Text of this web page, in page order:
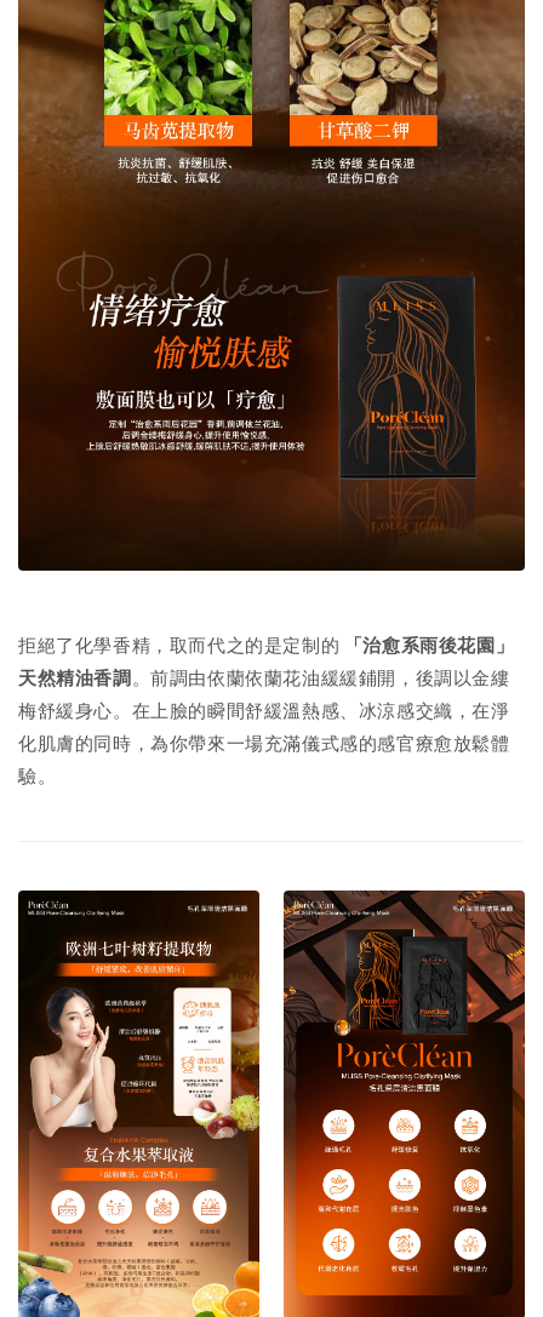
拒絕了化學香精，取而代之的是定制的
「治愈系雨後花園」
天然精油香調 。前調由依蘭依蘭花油緩緩鋪開，後調以金縷
梅舒緩身心。在上臉的瞬間舒緩溫熱感、冰涼感交織，在淨
化肌膚的同時，為你帶來一場充滿儀式感的感官療愈放鬆體
驗。